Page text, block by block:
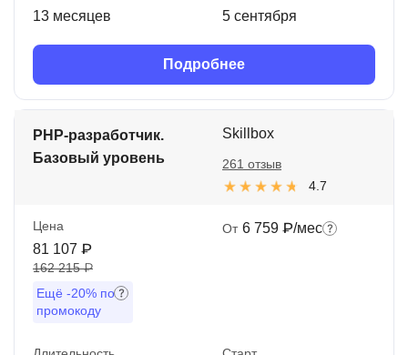
13 месяцев 5 сентября
Подробнее
PHP-разработчик.
Базовый уровень
Skillbox
4.7
261 отзыв
Цена
81 107 ₽
162 215 ₽
Ещё -20% по
промокоду
От 6 759 ₽/мес